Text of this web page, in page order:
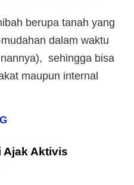
berupa tanah yang
dalam waktu
sehingga bisa
maupun internal
Ajak Aktivis